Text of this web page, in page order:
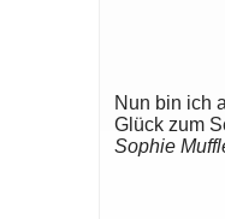
Nun bin ich
Glück zum
Sophie